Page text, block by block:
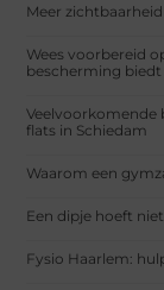
Meer
Wees voorbereid
bescherming biedt
Veelvoorkomende
flats in Schiedam
Waarom een
Een dipje hoeft
Fysio Haarlem: